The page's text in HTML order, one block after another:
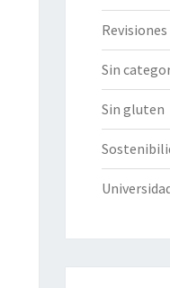
Sin
Sin gluten